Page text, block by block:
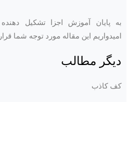
به پایان آموزش اجزا تشکیل دهنده
امیدواریم این مقاله مورد توجه شما
دیگر مطالب
کف کاذب